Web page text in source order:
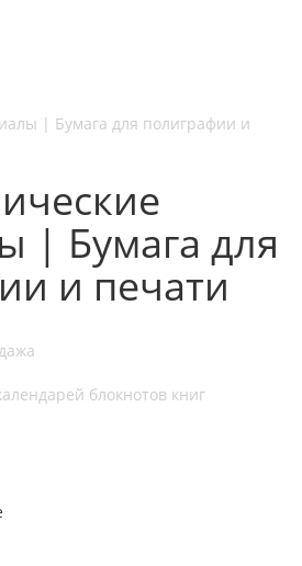
| Бумага для полиграфии и
| Бумага для
и печати
блокнотов книг